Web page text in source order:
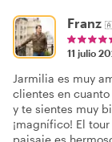
Franz
11 julio
Jarmilia es muy
clientes en
y te sientes muy
¡magnífico! El